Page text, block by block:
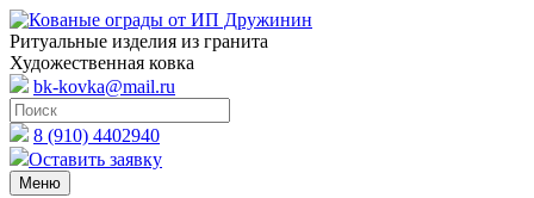
Ритуальные изделия из гранита
Художественная ковка
bk-kovka@mail.ru
8 (910) 4402940
Оставить заявку
Меню